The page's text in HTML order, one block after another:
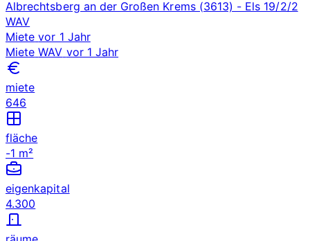
Albrechtsberg an der Großen Krems (3613) - Els 19/2/2
WAV
Miete vor 1 Jahr
Miete WAV vor 1 Jahr
miete
646
fläche
-1 m²
eigenkapital
4.300